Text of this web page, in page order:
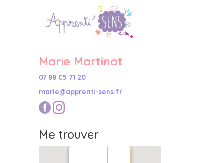
Marie Martinot
07 88 05 71 20
marie@apprenti-sens.fr
Me trouver